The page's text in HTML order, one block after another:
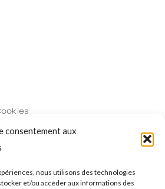
consentement aux
nous utilisons des technologies
et/ou accéder aux informations des
(UE)